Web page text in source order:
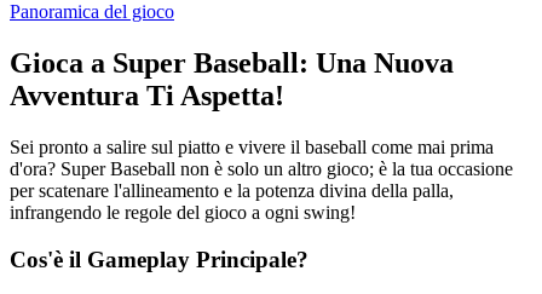
Panoramica del gioco
Gioca a Super Baseball: Una Nuova
Avventura Ti Aspetta!
Sei pronto a salire sul piatto e vivere il baseball come mai prima
d'ora? Super Baseball non è solo un altro gioco; è la tua occasione
per scatenare l'allineamento e la potenza divina della palla,
infrangendo le regole del gioco a ogni swing!
Cos'è il Gameplay Principale?